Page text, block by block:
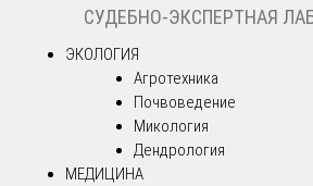
СУДЕБНО-ЭКСПЕРТНАЯ
ЭКОЛОГИЯ
Агротехника
Почвоведение
Микология
Дендрология
МЕДИЦИНА